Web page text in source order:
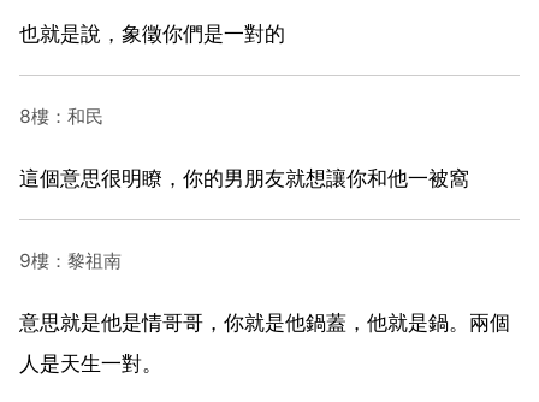
也就是說，象徵你們是一對的
8樓：和民
這個意思很明瞭，你的男朋友就想讓你和他一被窩
9樓：黎祖南
意思就是他是情哥哥，你就是他鍋蓋，他就是鍋。兩個
人是天生一對。